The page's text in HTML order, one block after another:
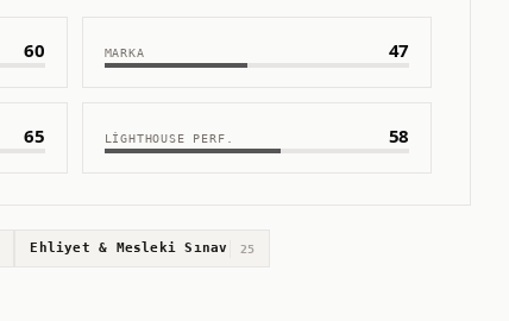
60 MARKA 47
65 LIGHTHOUSE PERF. 58
Ehliyet & Mesleki Sınav 25